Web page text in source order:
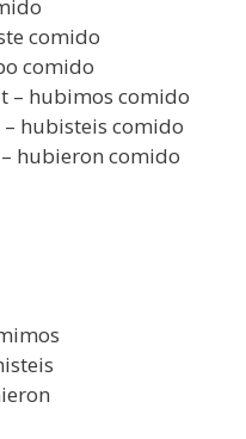
comido
comido
– hubimos comido
hubisteis comido
hubieron comido